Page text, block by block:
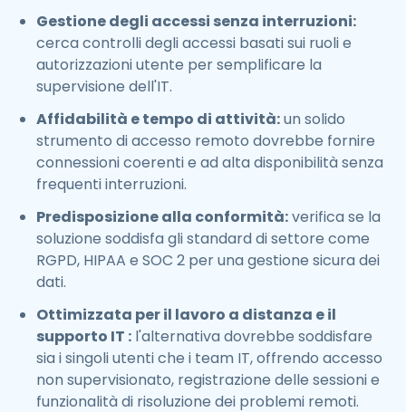
Gestione degli accessi senza interruzioni:
cerca controlli degli accessi basati sui ruoli e
autorizzazioni utente per semplificare la
supervisione dell'IT.
Affidabilità e tempo di attività:un solido
strumento di accesso remoto dovrebbe fornire
connessioni coerenti e ad alta disponibilità senza
frequenti interruzioni.
Predisposizione alla conformità:verifica se la
soluzione soddisfa gli standard di settore come
RGPD, HIPAA e SOC 2 per una gestione sicura dei
dati.
Ottimizzata per il lavoro a distanza e il
supporto IT : l'alternativa dovrebbe soddisfare
sia i singoli utenti che i team IT, offrendo accesso
non supervisionato, registrazione delle sessioni e
funzionalità di risoluzione dei problemi remoti.